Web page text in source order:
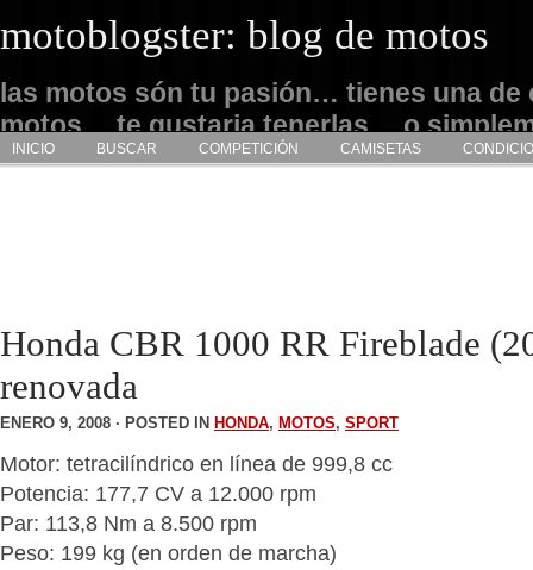
motoblogster: blog de motos
las motos són tu pasión… tienes una de
motos… te gustaria tenerlas… o
admirarlas… este es tu sitio
INICIO BUSCAR COMPETICIÓN CAMISETAS
Honda CBR 1000 RR Fireblade
renovada
ENERO 9, 2008 · POSTED IN HONDA, MOTOS, SPORT
Motor: tetracilíndrico en línea de 999,8 cc
Potencia: 177,7 CV a 12.000 rpm
Par: 113,8 Nm a 8.500 rpm
Peso: 199 kg (en orden de marcha)